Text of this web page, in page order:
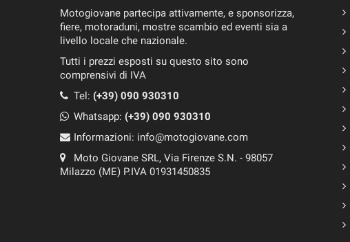
Motogiovane partecipa attivamente, e sponsorizza,
fiere, motoraduni, mostre scambio ed eventi sia a
livello locale che nazionale.
Tutti i prezzi esposti su questo sito sono
comprensivi di IVA
Tel: (+39) 090 930310
Whatsapp: (+39) 090 930310
Informazioni: info@motogiovane.com
Moto Giovane SRL, Via Firenze S.N. - 98057
Milazzo (ME) P.IVA 01931450835